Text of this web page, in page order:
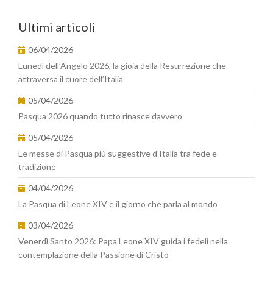
Ultimi articoli
06/04/2026
Lunedì dell’Angelo 2026, la gioia della Resurrezione che
attraversa il cuore dell’Italia
05/04/2026
Pasqua 2026 quando tutto rinasce davvero
05/04/2026
Le messe di Pasqua più suggestive d’Italia tra fede e
tradizione
04/04/2026
La Pasqua di Leone XIV e il giorno che parla al mondo
03/04/2026
Venerdì Santo 2026: Papa Leone XIV guida i fedeli nella
contemplazione della Passione di Cristo